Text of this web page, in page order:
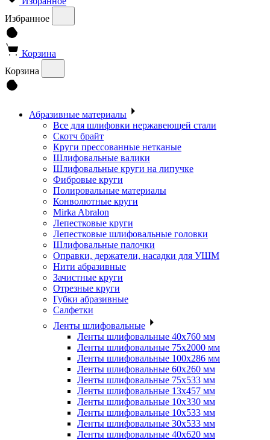
Избранное
Корзина
Корзина
Абразивные материалы
Все для шлифовки нержавеющей стали
Скотч брайт
Круги прессованные нетканые
Шлифовальные валики
Шлифовальные круги на липучке
Фибровые круги
Полировальные материалы
Конволютные круги
Mirka Abralon
Лепестковые круги
Лепестковые шлифовальные головки
Шлифовальные палочки
Оправки, держатели, насадки для УШМ
Нити абразивные
Зачистные круги
Отрезные круги
Губки абразивные
Салфетки
Ленты шлифовальные
Ленты шлифовальные 40х760 мм
Ленты шлифовальные 75х2000 мм
Ленты шлифовальные 100х286 мм
Ленты шлифовальные 60х260 мм
Ленты шлифовальные 75х533 мм
Ленты шлифовальные 13х457 мм
Ленты шлифовальные 10х330 мм
Ленты шлифовальные 10х533 мм
Ленты шлифовальные 30х533 мм
Ленты шлифовальные 40х620 мм